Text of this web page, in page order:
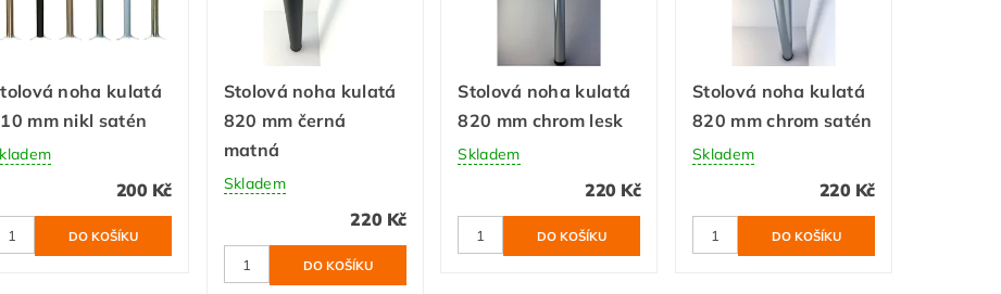
noha kulatá
mm nikl satén
200 Kč
Stolová noha kulatá
820 mm černá
matná
Skladem
220 Kč
Stolová noha kulatá
820 mm chrom lesk
Skladem
220 Kč
Stolová noha kulatá
820 mm chrom satén
Skladem
220 Kč